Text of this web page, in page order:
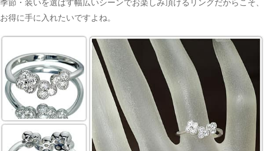
季節・装いを選ばす幅広いシーンでお楽しみ頂けるリングだからこそ、
お得に手に入れたいですよね。
ご注文手続き